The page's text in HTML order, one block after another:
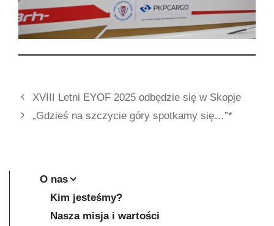
XVIII Letni EYOF 2025 odbędzie się w Skopje
„Gdzieś na szczycie góry spotkamy się…”*
O nas
Kim jesteśmy?
Nasza misja i wartości